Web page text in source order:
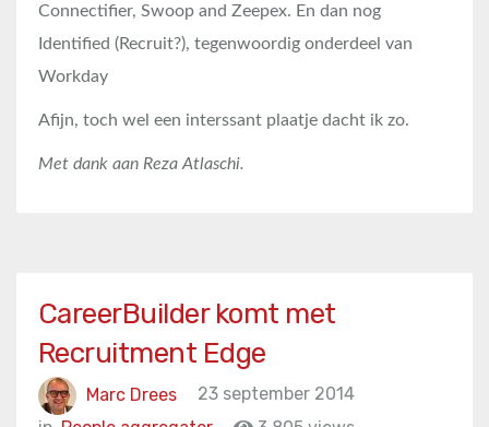
Connectifier, Swoop and Zeepex. En dan nog
Identified (Recruit?), tegenwoordig onderdeel van
Workday
Afijn, toch wel een interssant plaatje dacht ik zo.
Met dank aan Reza Atlaschi.
CareerBuilder komt met
Recruitment Edge
Marc Drees
23 september 2014